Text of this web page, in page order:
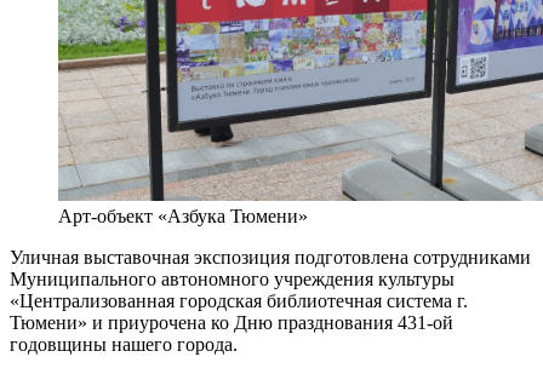
Арт-объект «Азбука Тюмени»
Уличная выставочная экспозиция подготовлена сотрудниками
Муниципального автономного учреждения культуры
«Централизованная городская библиотечная система г.
Тюмени» и приурочена ко Дню празднования 431-ой
годовщины нашего города.